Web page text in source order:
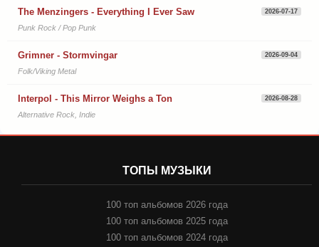
The Menzingers - Everything I Ever Saw 2026-07-17
Punk Rock / Pop Punk
Grimner - Stormvingar 2026-09-04
Folk/Viking Metal
Interpol - This Mirror Weighs a Ton 2026-08-28
Alternative Rock, Indie
ТОПЫ МУЗЫКИ
100 топ альбомов 2026 года
100 топ альбомов 2025 года
100 топ альбомов 2024 года